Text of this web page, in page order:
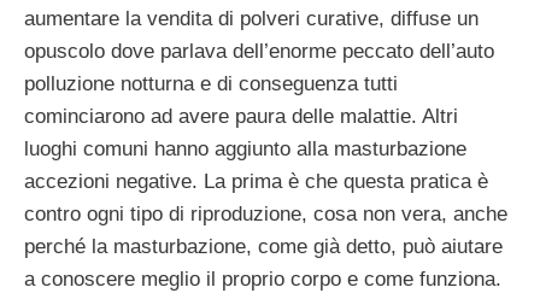
aumentare la vendita di polveri curative, diffuse un
opuscolo dove parlava dell’enorme peccato dell’auto
polluzione notturna e di conseguenza tutti
cominciarono ad avere paura delle malattie. Altri
luoghi comuni hanno aggiunto alla masturbazione
accezioni negative. La prima è che questa pratica è
contro ogni tipo di riproduzione, cosa non vera, anche
perché la masturbazione, come già detto, può aiutare
a conoscere meglio il proprio corpo e come funziona.